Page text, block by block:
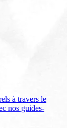
à travers le
nos guides-